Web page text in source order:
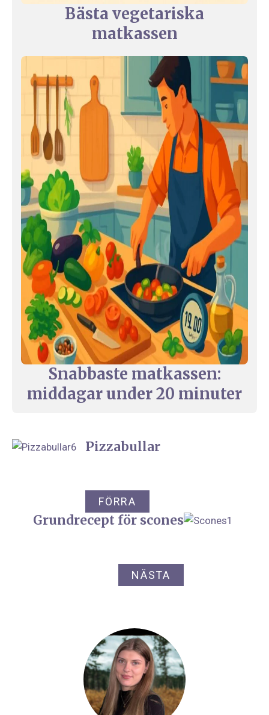
Bästa vegetariska
matkassen
Snabbaste matkassen:
middagar under 20 minuter
Pizzabullar
FÖRRA
Grundrecept för scones
NÄSTA